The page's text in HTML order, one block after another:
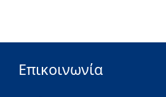
Επικοινωνία